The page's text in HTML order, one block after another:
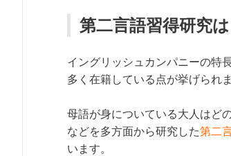
第二言語習得研究
イングリッシュカンパニーの特
多く在籍している点が挙げられま
母語が身についている大人はど
などを多方面から研究した第二
います。